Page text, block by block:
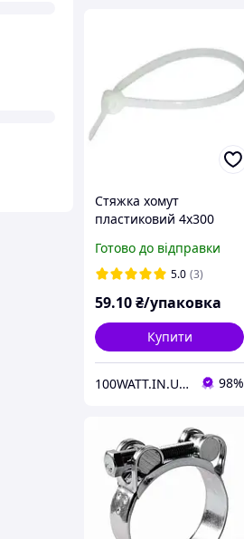
Стяжка хомут
пластиковий 4х300
53917
Готово до відправки
5.0 (3)
59.10₴/упаковка
Купити
100WATT.IN.UA ІНТЕРНЕТ-МАГАЗИН 98%